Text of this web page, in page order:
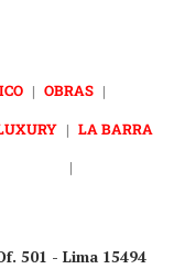
| OBRAS |
| LA BARRA
|
501 - Lima 15494